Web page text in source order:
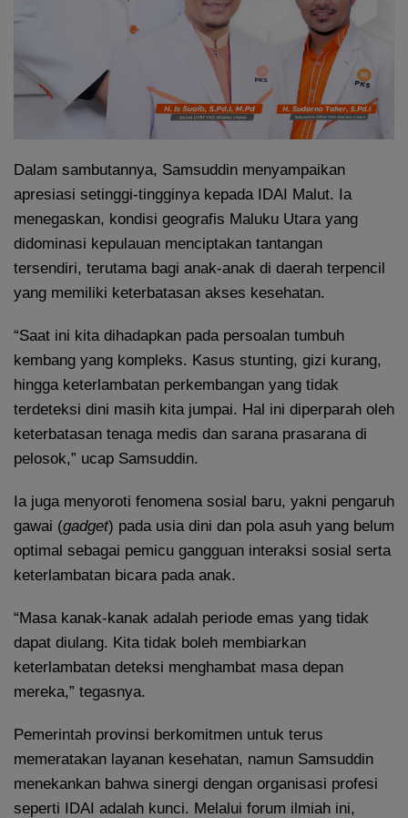
Dalam sambutannya, Samsuddin menyampaikan
apresiasi setinggi-tingginya kepada IDAI Malut. Ia
menegaskan, kondisi geografis Maluku Utara yang
didominasi kepulauan menciptakan tantangan
tersendiri, terutama bagi anak-anak di daerah terpencil
yang memiliki keterbatasan akses kesehatan.
“Saat ini kita dihadapkan pada persoalan tumbuh
kembang yang kompleks. Kasus stunting, gizi kurang,
hingga keterlambatan perkembangan yang tidak
terdeteksi dini masih kita jumpai. Hal ini diperparah oleh
keterbatasan tenaga medis dan sarana prasarana di
pelosok,” ucap Samsuddin.
Ia juga menyoroti fenomena sosial baru, yakni pengaruh
gawai (gadget) pada usia dini dan pola asuh yang belum
optimal sebagai pemicu gangguan interaksi sosial serta
keterlambatan bicara pada anak.
“Masa kanak-kanak adalah periode emas yang tidak
dapat diulang. Kita tidak boleh membiarkan
keterlambatan deteksi menghambat masa depan
mereka,” tegasnya.
Pemerintah provinsi berkomitmen untuk terus
memeratakan layanan kesehatan, namun Samsuddin
menekankan bahwa sinergi dengan organisasi profesi
seperti IDAI adalah kunci. Melalui forum ilmiah ini,